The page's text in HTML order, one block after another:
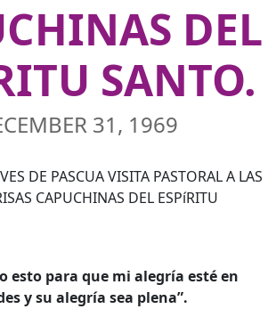
DEL
SANTO.
31, 1969
esto para que mi alegría esté en
y su alegría sea plena”.